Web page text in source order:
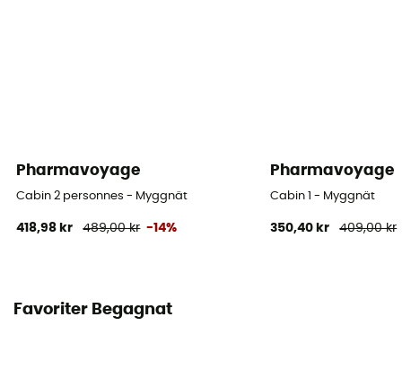
Pharmavoyage
Cabin 2 personnes - Myggnät
418,98 kr 489,00 kr -14%
Pharmavoyage
Cabin 1 - Myggnät
350,40 kr 409,00 kr
Favoriter Begagnat